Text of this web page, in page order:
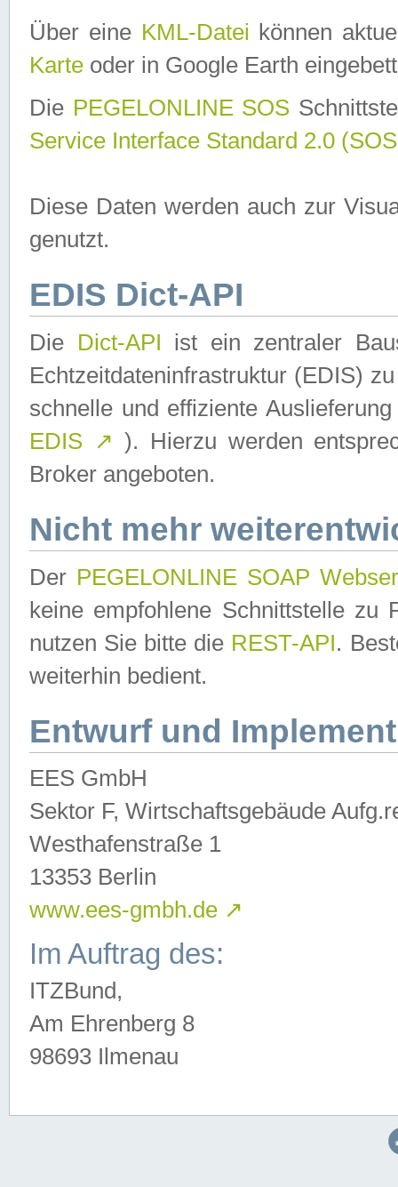
Über eine KML-Datei können
Karte oder in Google Earth
Die PEGELONLINE SOS
Service Interface Standard 2.0
Diese Daten werden auch zur
genutzt.
EDIS Dict-API
Die Dict-API ist ein zentraler
Echtzeitdateninfrastruktur (EDIS)
schnelle und effiziente
EDIS ↗ ). Hierzu werden
Broker angeboten.
Nicht mehr
Der PEGELONLINE SOAP
keine empfohlene Schnittstelle zu
nutzen Sie bitte die REST-API.
weiterhin bedient.
Entwurf und
EES GmbH
Sektor F, Wirtschaftsgebäude
Westhafenstraße 1
13353 Berlin
www.ees-gmbh.de ↗
Im Auftrag des:
ITZBund,
Am Ehrenberg 8
98693 Ilmenau